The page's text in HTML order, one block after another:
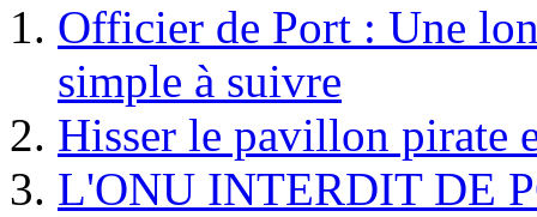
Officier de Port : Une
simple à suivre
Hisser le pavillon pirate
L'ONU INTERDIT DE